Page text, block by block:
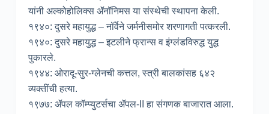
यांनी अल्कोहोलिक्स ॲनॉनिमस या संस्थेची स्थापना केली.
१९४०: दुसरे महायुद्ध – नॉर्वेने जर्मनीसमोर शरणागती पत्करली.
१९४०: दुसरे महायुद्ध – इटलीने फ्रान्स व इंग्लंडविरुद्ध युद्ध
पुकारले.
१९४४: ओरादू-सुर-ग्लेनची कत्तल, स्त्री बालकांसह ६४२
व्यक्तींची हत्या.
१९७७: ॲपल कॉम्प्युटर्सचा ॲपल-II हा संगणक बाजारात आला.